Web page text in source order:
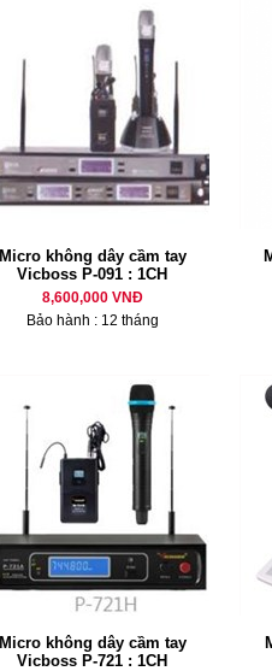
Micro không dây cầm tay
Vicboss P-091 : 1CH
8,600,000 VNĐ
Bảo hành : 12 tháng
Micro không dây cầm tay
Vicboss P-721 : 1CH